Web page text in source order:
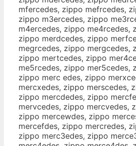
mfercedes, zippo mefrcedes,
zippo m3ercedes, zippo
m4ercedes, zippo me4rcedes,
zippo merdcedes, zippo
megrcedes, zippo mergcedes,
zippo mertcedes, zippo
me5rcedes, zippo mer5cedes,
zippo merc edes, zippo
mercxedes, zippo merscedes,
zippo mercdedes, zippo
mervcedes, zippo mercvedes,
zippo mercewdes, zippo
mercefdes, zippo mercredes,
zippo merc3edes, zippo